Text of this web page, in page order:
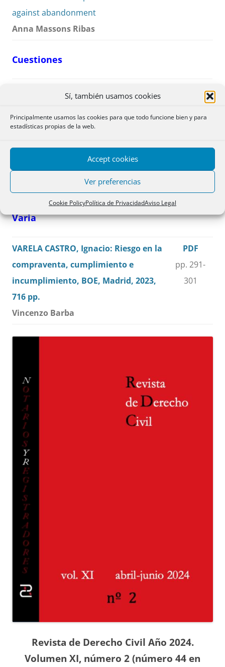
Sí, también usamos cookies
Principalmente usamos las cookies para que todo funcione bien y para
estadísticas propias de la web.
Accept cookies
Ver preferencias
Cookie PolicyPolítica de PrivacidadAviso Legal
against abandonment
Anna Massons Ribas
Cuestiones
La inscripción en el Registro Civil de
de apoyo a las personas con
Registro de la Propiedad de actos o
contratos de dichas personas
Ana María Valle Tejada
pp. 287-
290
Varia
VARELA CASTRO, Ignacio: Riesgo en la
compraventa, cumplimiento e
incumplimiento, BOE, Madrid, 2023,
716 pp.
Vincenzo Barba
PDF
pp. 291-
301
Revista de Derecho Civil Año 2024.
Volumen XI, número 2 (número 44 en